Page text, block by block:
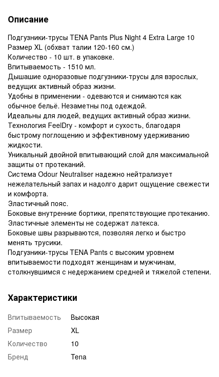
Описание
Подгузники-трусы TENA Pants Plus Night 4 Extra Large 10
Размер XL (обхват талии 120-160 см.)
Количество - 10 шт. в упаковке.
Впитываемость - 1510 мл.
Дышашие одноразовые подгузники-трусы для взрослых,
ведущих активный образ жизни.
Удобны в применении - одеваются и снимаются как
обычное бельё. Незаметны под одеждой.
Идеальны для людей, ведущих активный образ жизни.
Технология FeelDry - комфорт и сухость, благодаря
быстрому поглощению и эффективному удерживанию
жидкости.
Уникальный двойной впитывающий слой для максимальной
защиты от протеканий.
Система Odour Neutraliser надежно нейтрализует
нежелательный запах и надолго дарит ощущение свежести
и комфорта.
Эластичный пояс.
Боковые внутренние бортики, препятствующие протеканию.
Эластичные элементы не содержат латекса.
Боковые швы разрываются, позволяя легко и быстро
менять трусики.
Подгузники-трусы TENA Pants с высоким уровнем
впитываемости подходят женщинам и мужчинам,
столкнувшимся с недержанием средней и тяжелой степени.
Характеристики
Впитываемость
Высокая
Размер
XL
Количество
10
Бренд
Tena